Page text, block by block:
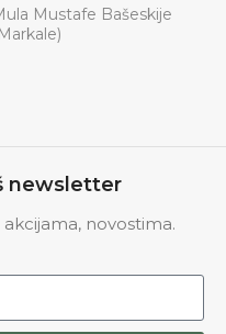
Mustafe Bašeskije
newsletter
novostima.